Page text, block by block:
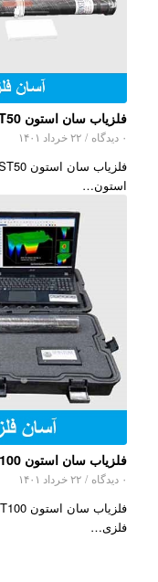
فلزیاب سان استون ST50
۰ دیدگاه / ۲۲ خرداد ۱۴۰۱
استون…
فلزیاب سان استون SWT100
۰ دیدگاه / ۲۲ خرداد ۱۴۰۱
فلزی…